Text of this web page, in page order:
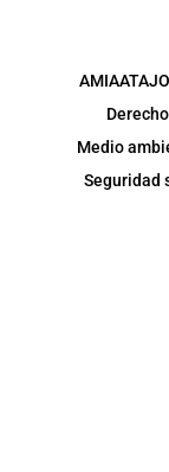
AMIAATAJO
Medio
Seguridad